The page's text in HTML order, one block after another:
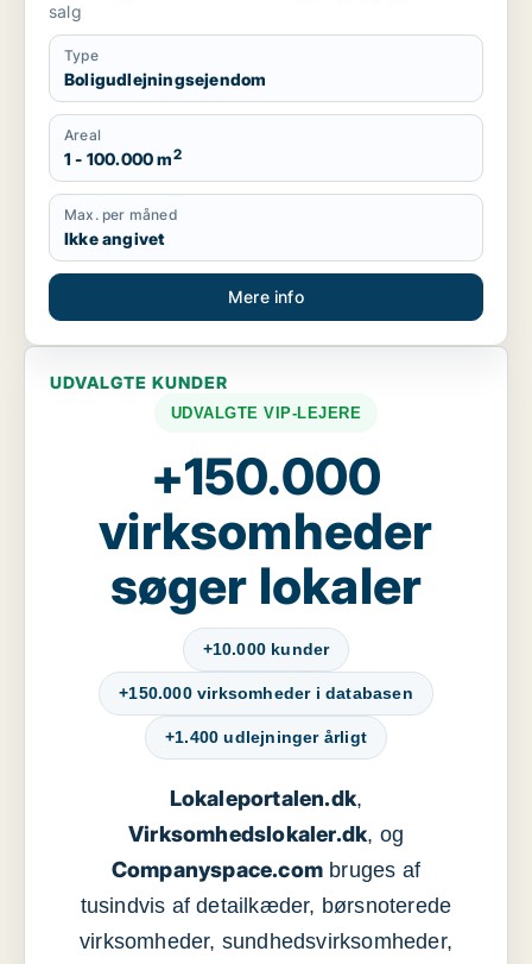
salg
Type
Boligudlejningsejendom
Areal
1 - 100.000 m2
Max. per måned
Ikke angivet
Mere info
UDVALGTE KUNDER
UDVALGTE VIP-LEJERE
+150.000
virksomheder
søger lokaler
+10.000 kunder
+150.000 virksomheder i databasen
+1.400 udlejninger årligt
Lokaleportalen.dk,
Virksomhedslokaler.dk, og
Companyspace.com bruges af
tusindvis af detailkæder, børsnoterede
virksomheder, sundhedsvirksomheder,